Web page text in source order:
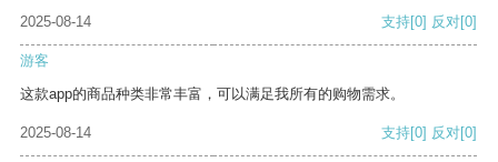
2025-08-14
支持[0] 反对[0]
游客
这款app的商品种类非常丰富，可以满足我所有的购物需求。
2025-08-14 支持[0] 反对[0]